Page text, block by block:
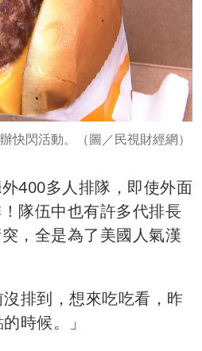
快閃活動。（圖／民視財經網）
400多人排隊，即使外面
隊伍中也有許多代排長
，全是為了美國人氣漢
排到，想來吃吃看，昨
時候。」